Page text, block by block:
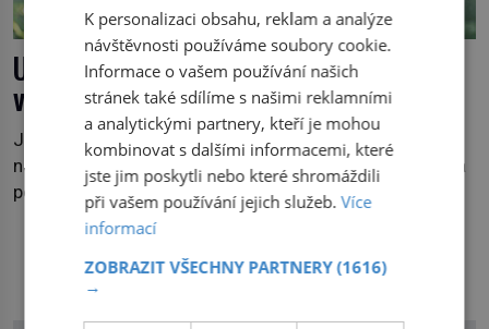
Upírka z Dunaje: Žena, která chodila po
vodě
Je pozdní noc a po hladině Dunaje kráčí žena. Neklesá,
nezanechává vlny a pohybuje se tiše, jako by černá voda
pod ní byla dlažbou. Muž, který ji z břehu pozoruje, ji
údajně poznává, jenže Ruža Vlajna má být v tu chvíli
Srbsku má s upíry nevyřízené účty. […]
DALŠÍ ČLÁNKY Z RUBRIKY
K personalizaci obsahu, reklam a analýze
návštěvnosti používáme soubory cookie.
Informace o vašem používání našich
stránek také sdílíme s našimi reklamními
a analytickými partnery, kteří je mohou
kombinovat s dalšími informacemi, které
jste jim poskytli nebo které shromáždili
při vašem používání jejich služeb.Více
informací
ZOBRAZIT VŠECHNY PARTNERY(1616)
→